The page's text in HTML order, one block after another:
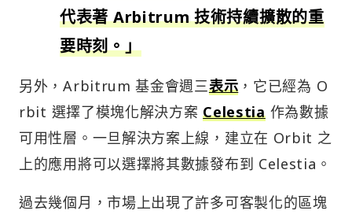
代表著 Arbitrum 技術持續擴散的重
要時刻。」
另外，Arbitrum 基金會週三表示 ，它已經為 O
rbit 選擇了模塊化解決方案Celestia作為數據
可用性層。一旦解決方案上線，建立在 Orbit 之
上的應用將可以選擇將其數據發布到 Celestia。
過去幾個月，市場上出現了許多可客製化的區塊